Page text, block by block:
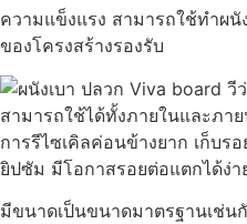
ความแข็งแรง สามารถใช้ทำผ
ของโครงสร้างรองรับ
สามารถใช้ได้ทั้งภายในและภา
การรีไซเคิลค่อนข้างยาก เก็บร
ยิปซัม มีโอกาสรอยต่อแตกได้ง่า
มีขนาดเป็นขนาดมาตรฐานเช่